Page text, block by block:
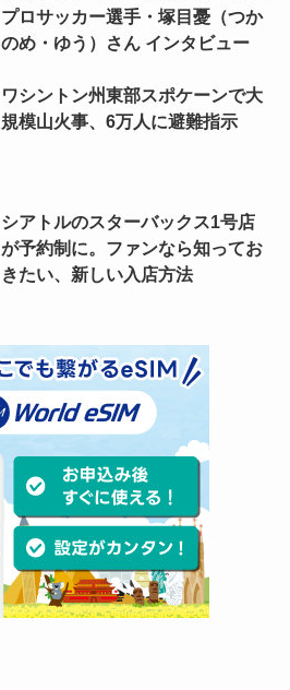
プロサッカー選手・塚目憂（つか
のめ・ゆう）さん インタビュー
ワシントン州東部スポケーンで大
規模山火事、6万人に避難指示
シアトルのスターバックス1号店
が予約制に。ファンなら知ってお
きたい、新しい入店方法